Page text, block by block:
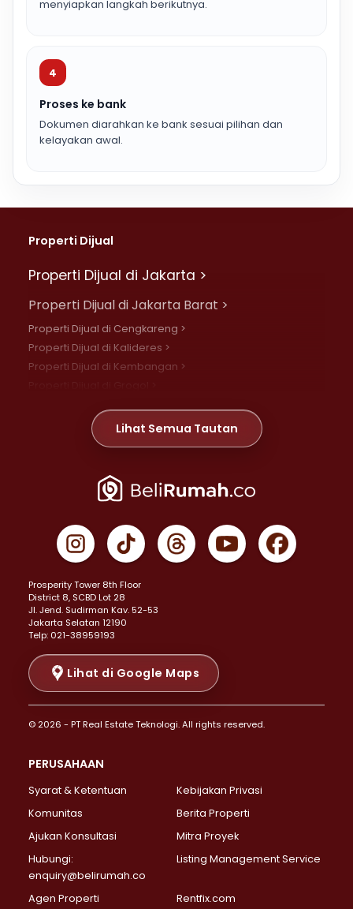
menyiapkan langkah berikutnya.
4
Proses ke bank
Dokumen diarahkan ke bank sesuai pilihan dan
kelayakan awal.
Properti Dijual
Properti Dijual di Jakarta >
Properti Dijual di Jakarta Barat >
Properti Dijual di Cengkareng >
Properti Dijual di Kalideres >
Properti Dijual di Kembangan >
Properti Dijual di Meruya >
Properti Dijual di Jelambar >
Properti Dijual di Jakarta Pusat >
Properti Dijual di Gambir >
Properti Dijual di Johar Baru >
Properti Dijual di Menteng >
Properti Dijual di Senen >
Properti Dijual di Tanah Abang >
Properti Dijual di Cikini >
Properti Dijual di Kramat >
Properti Dijual di Pasar Baru >
Properti Dijual di Bendungan Hilir >
Properti Dijual di Jakarta Selatan >
Properti Dijual di Lebak Bulus >
Properti Dijual di Gandaria Selatan >
Properti Dijual di Pondok Labu >
Properti Dijual di Lenteng Agung >
Properti Dijual di Senayan >
Properti Dijual di Pondok Pinang >
Lihat Semua Tautan
Prosperity Tower 8th Floor
District 8, SCBD Lot 28
JI. Jend. Sudirman Kav. 52-53
Jakarta Selatan 12190
Telp: 021-38959193
Lihat di Google Maps
© 2026 - PT Real Estate Teknologi. All rights reserved.
PERUSAHAAN
Syarat & Ketentuan
Kebijakan Privasi
Komunitas
Berita Properti
Ajukan Konsultasi
Mitra Proyek
Hubungi:
enquiry@belirumah.co
Listing Management Service
Agen Properti Rentfix.com